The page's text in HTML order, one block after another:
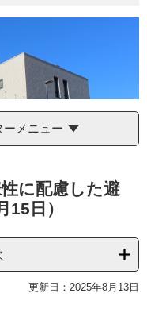
ーメニュー
に配慮した避
15日）
更新日：2025年8月13日